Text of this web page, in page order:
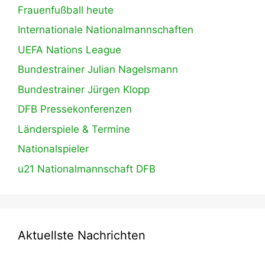
Frauenfußball heute
Internationale Nationalmannschaften
UEFA Nations League
Bundestrainer Julian Nagelsmann
Bundestrainer Jürgen Klopp
DFB Pressekonferenzen
Länderspiele & Termine
Nationalspieler
u21 Nationalmannschaft DFB
Aktuellste Nachrichten